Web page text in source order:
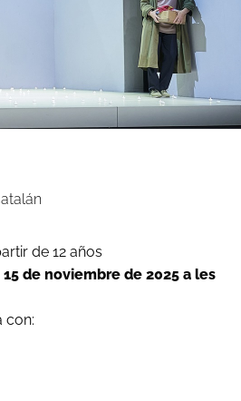
de 12 años
15 de noviembre de 2025 a les
con: